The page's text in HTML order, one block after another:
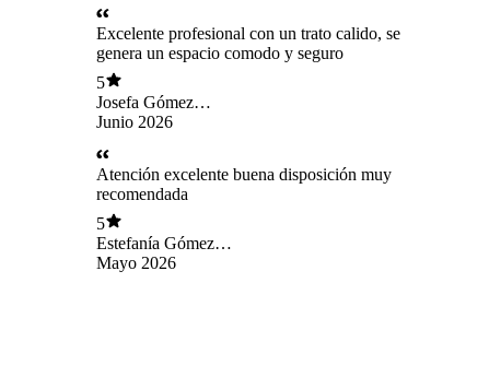
Excelente profesional con un trato calido, se
genera un espacio comodo y seguro
5
Josefa Gómez
Valdivia
Junio 2026
Atención excelente buena disposición muy
recomendada
5
Estefanía Gómez
Reyes
Mayo 2026